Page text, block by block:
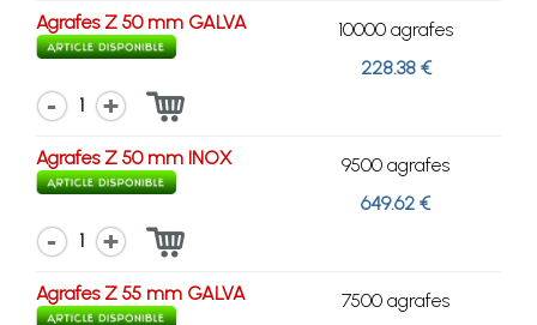
Agrafes Z 50 mm GALVA
10000 agrafes
228.38 €
1
Agrafes Z 50 mm INOX
9500 agrafes
649.62 €
1
Agrafes Z 55 mm GALVA
7500 agrafes